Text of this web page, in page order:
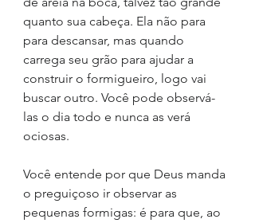
quanto sua cabeça. Ela não para
para descansar, mas quando
carrega seu grão para ajudar a
construir o formigueiro, logo vai
buscar outro. Você pode observá-
las o dia todo e nunca as verá
ociosas.
Você entende por que Deus manda
o preguiçoso ir observar as
pequenas formigas: é para que, ao